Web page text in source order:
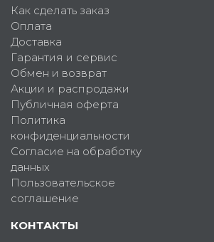
Как сделать заказ
Оплата
Доставка
Гарантия и сервис
Обмен и возврат
Акции и распродажи
Публичная оферта
Политика
конфиденциальности
Согласие на обработку
данных
Пользовательское
соглашение
КОНТАКТЫ